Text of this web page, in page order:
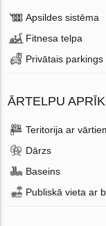
Apsildes sistēma
Fitnesa telpa
Privātais parkings
ĀRTELPU
Teritorija ar
Dārzs
Baseins
Publiskā vieta ar